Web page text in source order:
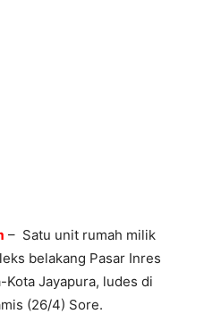
– Satu unit rumah milik
belakang Pasar Inres
Jayapura, ludes di
(26/4) Sore.